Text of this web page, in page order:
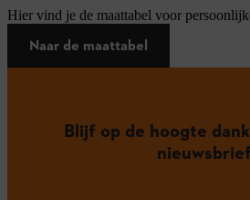
Hier vind je de maattabel voor
Naar de maattabel
Blijf op de hoogte